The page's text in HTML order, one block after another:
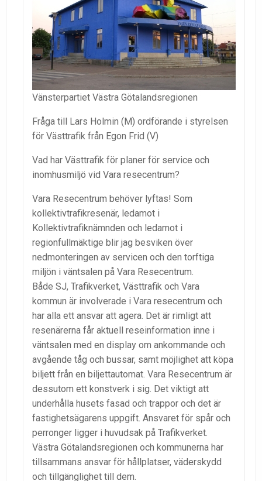
Vänsterpartiet Västra Götalandsregionen
Fråga till Lars Holmin (M) ordförande i styrelsen
för Västtrafik från Egon Frid (V)
Vad har Västtrafik för planer för service och
inomhusmiljö vid Vara resecentrum?
Vara Resecentrum behöver lyftas! Som
kollektivtrafikresenär, ledamot i
Kollektivtrafiknämnden och ledamot i
regionfullmäktige blir jag besviken över
nedmonteringen av servicen och den torftiga
miljön i väntsalen på Vara Resecentrum.
Både SJ, Trafikverket, Västtrafik och Vara
kommun är involverade i Vara resecentrum och
har alla ett ansvar att agera. Det är rimligt att
resenärerna får aktuell reseinformation inne i
väntsalen med en display om ankommande och
avgående tåg och bussar, samt möjlighet att köpa
biljett från en biljettautomat. Vara Resecentrum är
dessutom ett konstverk i sig. Det viktigt att
underhålla husets fasad och trappor och det är
fastighetsägarens uppgift. Ansvaret för spår och
perronger ligger i huvudsak på Trafikverket.
Västra Götalandsregionen och kommunerna har
tillsammans ansvar för hållplatser, väderskydd
och tillgänglighet till dem.